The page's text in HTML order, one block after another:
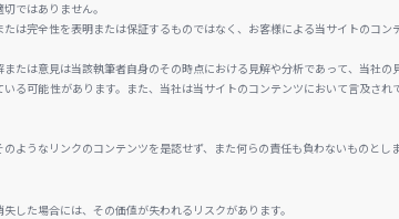
ではありません。
完全性を表明または保証するものではなく、お客様による当サイトのコ
は意見は当該執筆者自身のその時点における見解や分析であって、当社の
可能性があります。また、当社は当サイトのコンテンツにおいて言及さ
うなリンクのコンテンツを是認せず、また何らの責任も負わないものとしま
した場合には、その価値が失われるリスクがあります。